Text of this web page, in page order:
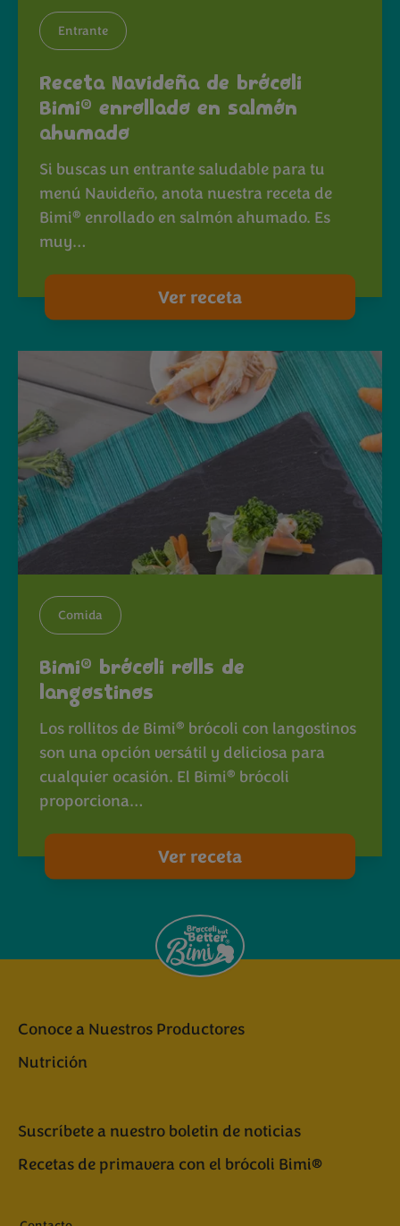
Entrante
Receta Navideña de brócoli
Bimi® enrollado en salmón
ahumado
Si buscas un entrante saludable para tu
menú Navideño, anota nuestra receta de
Bimi® enrollado en salmón ahumado. Es
muy…
Ver receta
Comida
Bimi® brócoli rolls de
langostinos
Los rollitos de Bimi® brócoli con langostinos
son una opción versátil y deliciosa para
cualquier ocasión. El Bimi® brócoli
proporciona…
Ver receta
Conoce a Nuestros Productores
Nutrición
Suscríbete a nuestro boletin de noticias
Recetas de primavera con el brócoli Bimi®